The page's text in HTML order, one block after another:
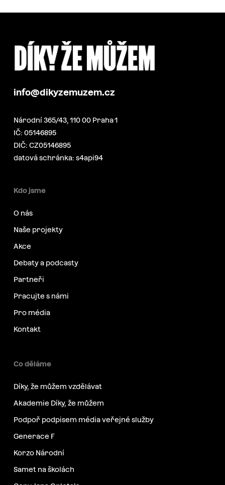
info@dikyzemuzem.cz
Národní 365/43, 110 00 Praha 1
IČ: 05146895
DIČ: CZ05146895
datová schránka: s4api94
Kdo jsme
O nás
Naše projekty
Akce
Debaty a podcasty
Partneři
Pracujte s námi
Pro média
Kontakt
Co děláme
Díky, že můžem vzdělávat
Akademie Díky, že můžem
Podpoř podpisem média veřejné služby
Generace F
Korzo Národní
Samet na školách